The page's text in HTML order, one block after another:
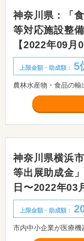
神奈川県：「
等対応施設整
【2022年09月
上限金額・助成額： 5
神奈川県横浜
等出展助成金
日〜2022年03
上限金額・助成額：